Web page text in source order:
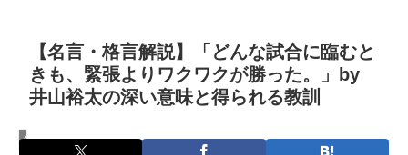
【名言・格言解説】「どんな試合に臨むと
きも、緊張よりワクワクが勝った。」by
井山裕太の深い意味と得られる教訓
名言・格言